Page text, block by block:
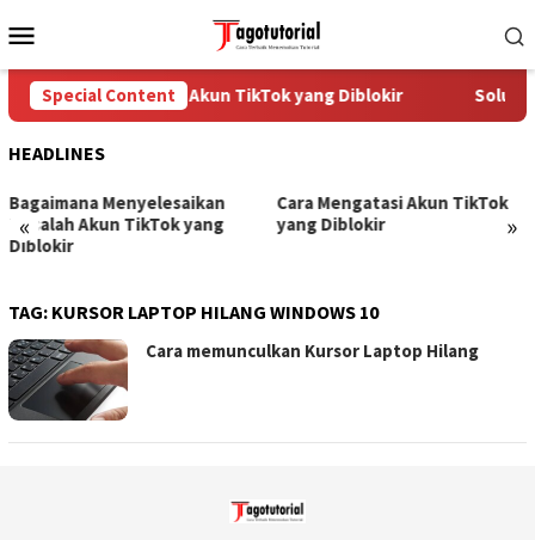
to
Menu
Special Content
Cara Mengatasi Akun TikTok yang Diblokir Solusi
HEADLINES
« »
Bagaimana Menyelesaikan
Masalah Akun TikTok yang
Diblokir
Cara Mengatasi Akun TikTok
yang Diblokir
TAG: KURSOR LAPTOP HILANG WINDOWS 10
Cara memunculkan Kursor Laptop Hilang